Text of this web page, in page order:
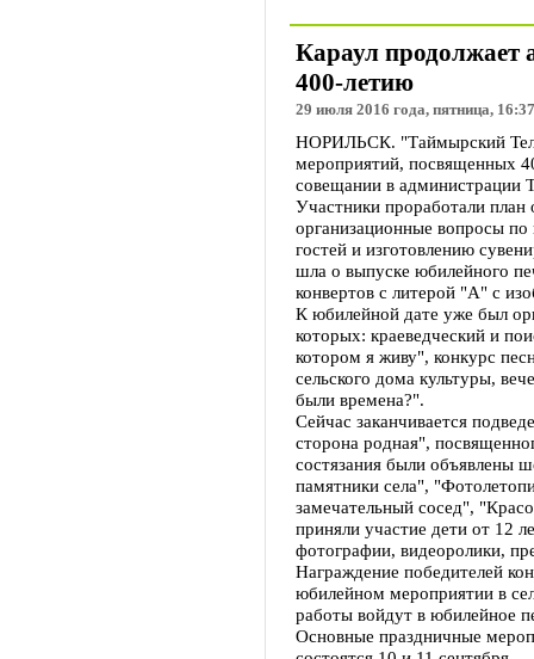
Караул продолжает
400-летию
29 июля 2016 года, пятница, 16:37
НОРИЛЬСК. "Таймырский
мероприятий, посвященных
совещании в администрации
Участники проработали
организационные вопросы
гостей и изготовлению
шла о выпуске юбилейного
конвертов с литерой "А" с
К юбилейной дате уже был
которых: краеведческий и
котором я живу", конкурс
сельского дома культуры,
были времена?".
Сейчас заканчивается
сторона родная",
состязания были объявлены
памятники села",
замечательный сосед",
приняли участие дети от 12
фотографии, видеоролики,
Награждение победителей
юбилейном мероприятии в
работы войдут в юбилейное
Основные праздничные